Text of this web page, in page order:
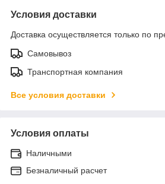
Условия доставки
Доставка осуществляется только по
Самовывоз
Транспортная компания
Все условия доставки
Условия оплаты
Наличными
Безналичный расчет